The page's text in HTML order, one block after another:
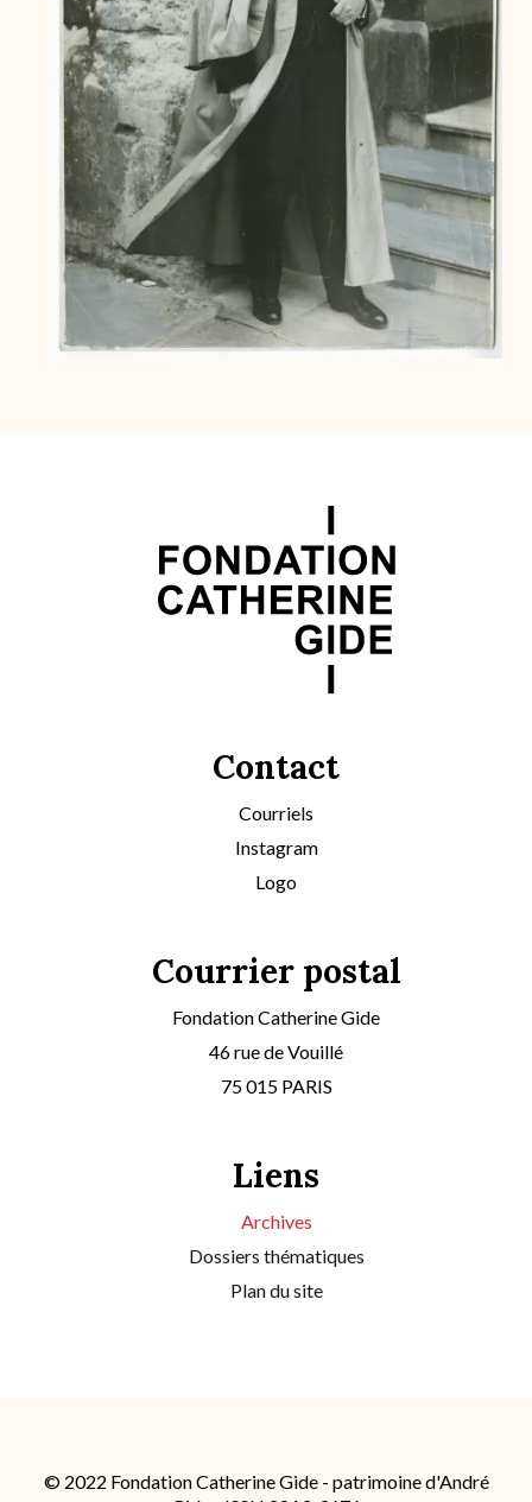
Contact
Courriels
Instagram
Logo
Courrier postal
Fondation Catherine Gide
46 rue de Vouillé
75 015 PARIS
Liens
Archives
Dossiers thématiques
Plan du site
© 2022 Fondation Catherine Gide - patrimoine d'André